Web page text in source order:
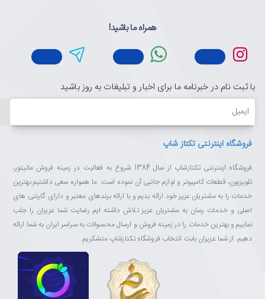
همراه ما باشید!
با ثبت نام در خبرنامه ما برای اخبار و تبلیغات به روز باشید
ایمیل
فروشگاه اینترنتی تکتاز شاپ
فروشگاه اینترنتی تکتازشاپ از سال 1384 شروع به فعالیت در زمینه فروش مانیتور،
تلویزیون، قطعات کامپیوتر و لوازم جانبی آن نموده است. ما همواره سعی داشتیم بهترین
خدمات را به مشتریان عزیز خود ارائه بدیم و با ارائه برندهای معتبر و دارای گارنتی های
اصلی و خدمات رسان به مشتریان عزیز تلاش داشته ایم رضایت شما عزیزان را جلب
نماییم و بهترین خدمات را در زمینه فروش و ارسال محصولات به سراسر ایران به شما ارائه
دهیم. از شما عزیزان بابت انتخاب فروشگاه تکتازشاپ متشکریم.